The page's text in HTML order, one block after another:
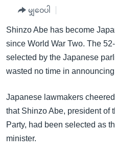
ရပ်ဝန်းတခု လမ်းတခု အလွန်
အမေရိကန်သုံးအီဒီယံ
မကြေးမုံရဲ့ အင်္ဂလိပ်စာ
ရုပ်ရှင်ထဲက အင်္ဂလိပ်စာ
သုတပဒေသာ အင်္ဂလိပ်စာ
အပတ်စဉ်ကဏ္ဍများ
ရေဒီယို
ရေဒီယိုနှင့်ရုပ်သံ အချက်အလက်
ရေဒီယို/တီဗွီအစီအစဉ်
Learning English
မျှဝေပါ
Shinzo Abe has become
since World War Two. The
selected by the Japanese
wasted no time in
Japanese lawmakers
that Shinzo Abe, president of
Party, had been selected as
minister.